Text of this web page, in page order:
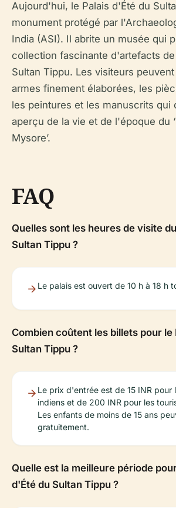
Aujourd'hui, le Palais d'Été du
monument protégé par
India (ASI). Il abrite un musée qui
collection fascinante d'artefacts
Sultan Tippu. Les visiteurs
armes finement élaborées, les
les peintures et les manuscrits qui
aperçu de la vie et de l'époque du
Mysore’.
FAQ
Quelles sont les heures de visite
Sultan Tippu ?
Le palais est ouvert de 10 h à 18 h
Combien coûtent les billets pour le
Sultan Tippu ?
Le prix d'entrée est de 15 INR pour
indiens et de 200 INR pour les
Les enfants de moins de 15 ans
gratuitement.
Quelle est la meilleure période
d'Été du Sultan Tippu ?